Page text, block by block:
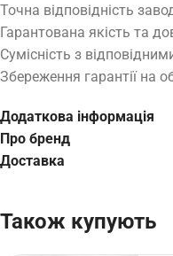
Точна відповідність
Гарантована якість та
Сумісність з
Збереження гарантії на
Додаткова інформація
Про бренд
Доставка
Також купують